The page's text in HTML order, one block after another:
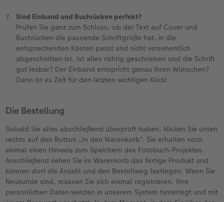
Sind Einband und Buchrücken perfekt?
Prüfen Sie ganz zum Schluss, ob der Text auf Cover und
Buchrücken die passende Schriftgröße hat, in die
entsprechenden Kästen passt und nicht versehentlich
abgeschnitten ist. Ist alles richtig geschrieben und die Schrift
gut lesbar? Der Einband entspricht genau Ihren Wünschen?
Dann ist es Zeit für den letzten wichtigen Klick!
Die Bestellung
Sobald Sie alles abschließend überprüft haben, klicken Sie unten
rechts auf den Button „In den Warenkorb“. Sie erhalten noch
einmal einen Hinweis zum Speichern des Fotobuch-Projektes.
Anschließend sehen Sie im Warenkorb das fertige Produkt und
können dort die Anzahl und den Bestellweg festlegen. Wenn Sie
Neukunde sind, müssen Sie sich einmal registrieren. Ihre
persönlichen Daten werden in unserem System hinterlegt und mit